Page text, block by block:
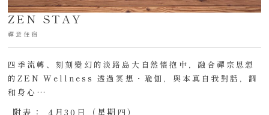
ZEN STAY
禪意住宿
四季流轉、刻刻變幻的淡路島大自然懷抱中，融合禪宗思想
的ZEN Wellness 透過冥想・瑜伽，與本真自我對話，調
和身心…
附表：
4月30日（星期四）